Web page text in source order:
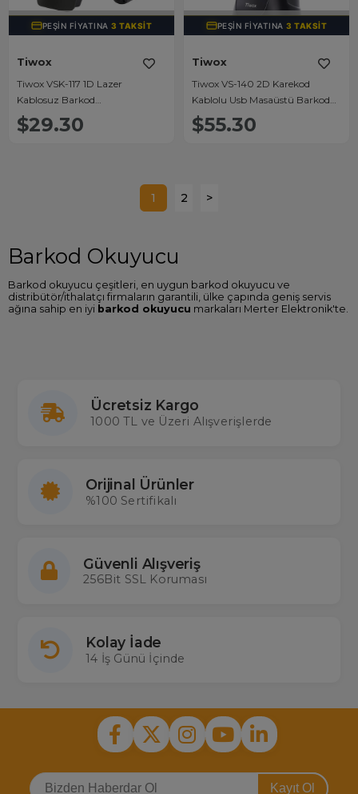
TÜKENDI
PEŞIN FIYATINA3 TAKSIT
Tiwox
Tiwox VSK-117 1D Lazer
Kablosuz Barkod
Okuyucu+Mini Usb Dongle
$29.30
TÜKENDI
PEŞIN FIYATINA3 TAKSIT
Tiwox
Tiwox VS-140 2D Karekod
Kablolu Usb Masaüstü Barkod
Okuyucu
$55.30
1 2 >
Barkod Okuyucu
Barkod okuyucu çeşitleri, en uygun barkod okuyucu ve
distribütör/ithalatçı firmaların garantili, ülke çapında geniş servis
ağına sahip en iyi barkod okuyucu markaları Merter Elektronik'te.
toptan ve perakende elektronik mağazası
Merterelektronik.com'dan satın alabilirsiniz.
Ücretsiz Kargo
1000 TL ve Üzeri Alışverişlerde
Orijinal Ürünler
%100 Sertifikalı
Güvenli Alışveriş
256Bit SSL Koruması
Kolay İade
14 İş Günü İçinde
Kayıt Ol